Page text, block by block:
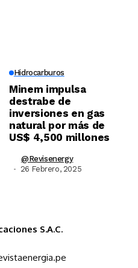
Hidrocarburos
Minem impulsa
destrabe de
inversiones en gas
natural por más de
US$ 4,500 millones
@revisenergy
26 Febrero, 2025
S.A.C.